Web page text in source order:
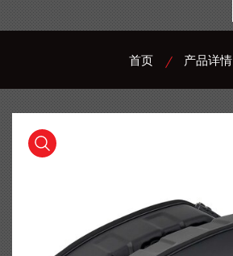
首页 产品详情
product view